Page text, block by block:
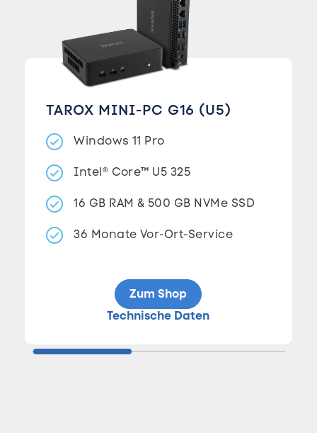
TAROX MINI-PC G16 (U5)
Windows 11 Pro
Intel® Core™ U5 325
16 GB RAM & 500 GB NVMe SSD
36 Monate Vor-Ort-Service
Zum Shop
Technische Daten